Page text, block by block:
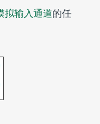
拟输入通道的任